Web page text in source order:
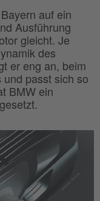
auf ein
Ausführung
gleicht. Je
des
er eng an, beim
passt sich so
BMW ein